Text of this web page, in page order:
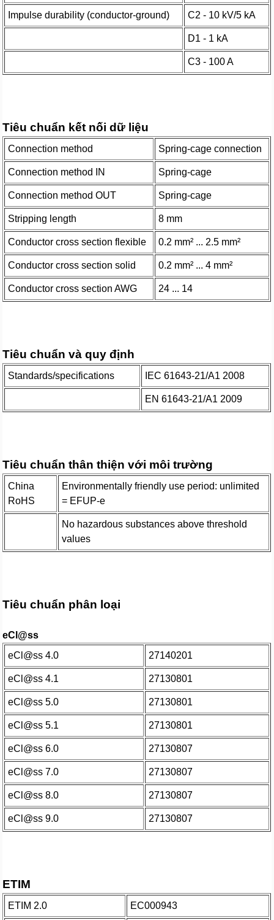
Impulse durability (conductor-ground) C2 - 10 kV/5 kA
D1 - 1 kA
C3 - 100 A
Tiêu chuẩn kết nối dữ liệu
Connection method Spring-cage connection
Connection method IN Spring-cage
Connection method OUT Spring-cage
Stripping length 8 mm
Conductor cross section flexible 0.2 mm² ... 2.5 mm²
Conductor cross section solid 0.2 mm² ... 4 mm²
Conductor cross section AWG 24 ... 14
Tiêu chuẩn và quy định
Standards/specifications IEC 61643-21/A1 2008
EN 61643-21/A1 2009
Tiêu chuẩn thân thiện với môi trường
China
RoHS
Environmentally friendly use period: unlimited
= EFUP-e
No hazardous substances above threshold
values
Tiêu chuẩn phân loại
eCl@ss
eCl@ss 4.0
27140201
eCl@ss 4.1 27130801
eCl@ss 5.0 27130801
eCl@ss 5.1 27130801
eCl@ss 6.0 27130807
eCl@ss 7.0 27130807
eCl@ss 8.0 27130807
eCl@ss 9.0 27130807
ETIM
ETIM 2.0 EC000943